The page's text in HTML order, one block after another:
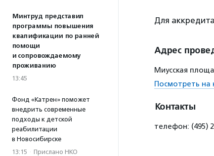
Минтруд представил
программы повышения
квалификации по ранней
помощи
и сопровождаемому
проживанию
13:45
Фонд «Катрен» поможет
внедрить современные
подходы к детской
реабилитации
в Новосибирске
13:15 · Прислано НКО
Для
Адрес
Миусская
Посмотреть на
Контакты
телефон: (495)